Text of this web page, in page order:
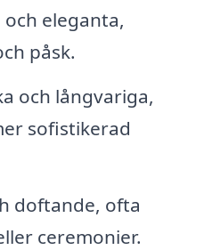
och eleganta,
påsk.
och långvariga,
sofistikerad
doftande, ofta
ceremonier.